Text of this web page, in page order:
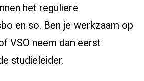
het reguliere
en so. Ben je werkzaam op
VSO neem dan eerst
studieleider.